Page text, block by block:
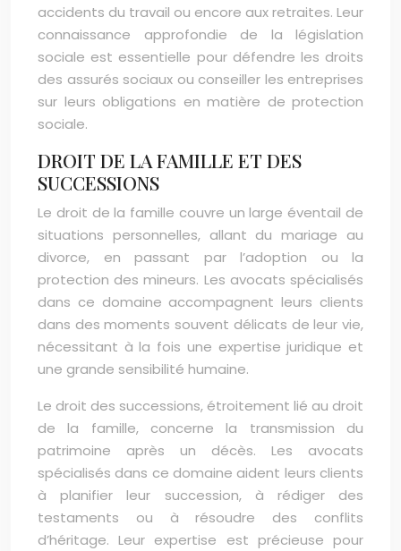
accidents du travail ou encore aux retraites. Leur
connaissance approfondie de la législation
sociale est essentielle pour défendre les droits
des assurés sociaux ou conseiller les entreprises
sur leurs obligations en matière de protection
sociale.
DROIT DE LA FAMILLE ET DES
SUCCESSIONS
Le droit de la famille couvre un large éventail de
situations personnelles, allant du mariage au
divorce, en passant par l’adoption ou la
protection des mineurs. Les avocats spécialisés
dans ce domaine accompagnent leurs clients
dans des moments souvent délicats de leur vie,
nécessitant à la fois une expertise juridique et
une grande sensibilité humaine.
Le droit des successions, étroitement lié au droit
de la famille, concerne la transmission du
patrimoine après un décès. Les avocats
spécialisés dans ce domaine aident leurs clients
à planifier leur succession, à rédiger des
testaments ou à résoudre des conflits
d’héritage. Leur expertise est précieuse pour